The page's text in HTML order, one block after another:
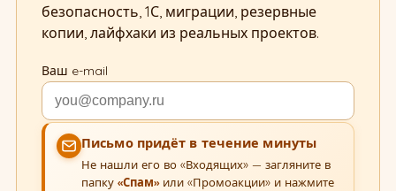
безопасность, 1С, миграции, резервные
копии, лайфхаки из реальных проектов.
Ваш e-mail
Письмо придёт в течение минуты
Не нашли его во «Входящих» — загляните в
папку «Спам»или «Промоакции» и нажмите